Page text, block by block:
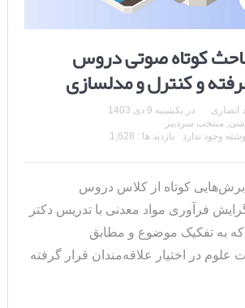
کوتاه صوتی دروس
و کنترل و مدلسازی
انصاری در یکشنبه 9 دی 1403
منتخب سردبیر
وجود ندارد
بازدید ها : 1,628
کوتاه از کلاس دروس
فرآوری مواد معدنی با تدریس دکتر
به تفکیک موضوع و مطابق
در اختیار علاقه‌مندان قرار گرفته